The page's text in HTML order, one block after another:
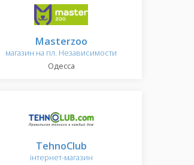
Masterzoo
магазин на пл. Независимости
Одесса
TehnoClub
інтернет-магазин